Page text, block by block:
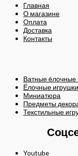
Главная
О магазине
Оплата
Доставка
Контакты
Ватные ёлочные
Ёлочные
Миниатюра
Предметы
Текстильные
Youtube